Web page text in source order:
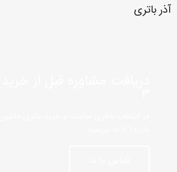
آذر باتری